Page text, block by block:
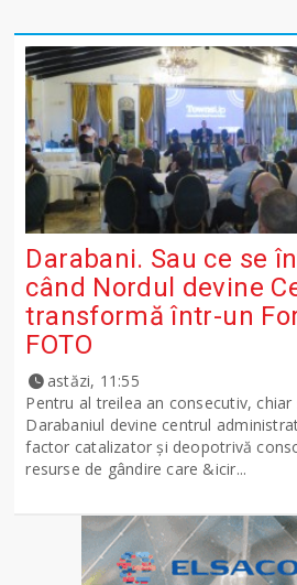
Darabani. Sau ce se
când Nordul devine
transformă într-un
FOTO
astăzi, 11:55
Pentru al treilea an consecutiv,
Darabaniul devine centrul
factor catalizator și deopotrivă
resurse de gândire care &icir...